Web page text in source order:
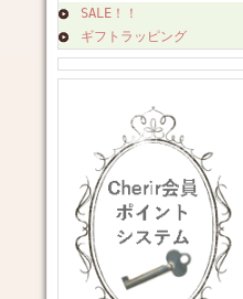
SALE！！
ギフトラッピング